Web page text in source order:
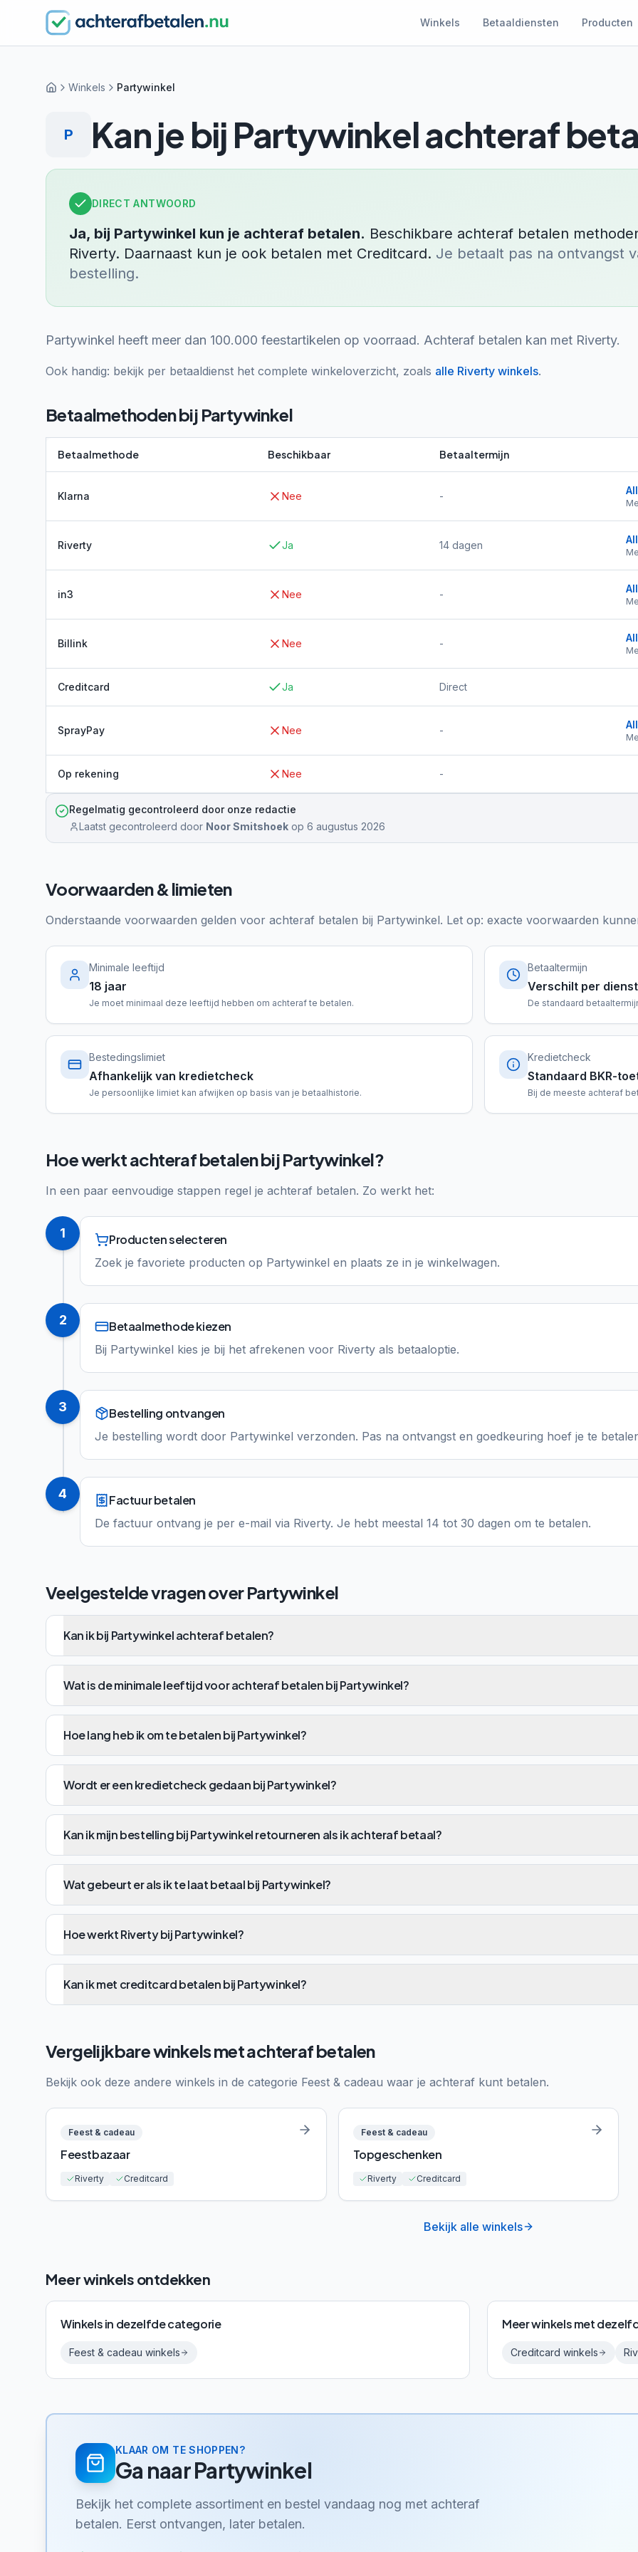
Winkels Betaaldiensten Producten
HomeWinkels Partywinkel
P Kan je bijPartywinkelachteraf
DIRECT ANTWOORD
Ja, bij Partywinkel kun je achteraf betalen. Beschikbare achteraf betalen
Riverty. Daarnaast kun je ook betalen met Creditcard. Je betaalt pas na ontvangst
bestelling.
Partywinkel heeft meer dan 100.000 feestartikelen op voorraad. Achteraf betalen kan met Riverty.
Ook handig: bekijk per betaaldienst het complete winkeloverzicht, zoals alle Riverty winkels.
Betaalmethoden bij Partywinkel
Betaalmethode Beschikbaar Betaaltermijn
Klarna Nee -
Riverty Ja 14 dagen
in3 Nee -
Billink Nee -
Creditcard Ja Direct
SprayPay Nee -
Op rekening Nee -
Regelmatig gecontroleerd door onze redactie
Laatst gecontroleerd door Noor Smitshoek op 6 augustus 2026
Voorwaarden & limieten
Onderstaande voorwaarden gelden voor achteraf betalen bij Partywinkel. Let op: exacte voorwaarden
Minimale leeftijd
18 jaar
Je moet minimaal deze leeftijd hebben om achteraf te betalen.
Betaaltermijn
Verschilt per dienst
De standaard
Bestedingslimiet
Afhankelijk van kredietcheck
Je persoonlijke limiet kan afwijken op basis van je betaalhistorie.
Kredietcheck
Standaard BKR-
Bij de meeste achteraf
Hoe werkt achteraf betalen bij Partywinkel?
In een paar eenvoudige stappen regel je achteraf betalen. Zo werkt het:
1 Producten selecteren
Zoek je favoriete producten op Partywinkel en plaats ze in je winkelwagen.
2 Betaalmethode kiezen
Bij Partywinkel kies je bij het afrekenen voor Riverty als betaaloptie.
3 Bestelling ontvangen
Je bestelling wordt door Partywinkel verzonden. Pas na ontvangst en goedkeuring hoef je te
4 Factuur betalen
De factuur ontvang je per e-mail via Riverty. Je hebt meestal 14 tot 30 dagen om te betalen.
Veelgestelde vragen overPartywinkel
Kan ik bij Partywinkel achteraf betalen?
Wat is de minimale leeftijd voor achteraf betalen bij Partywinkel?
Hoe lang heb ik om te betalen bij Partywinkel?
Wordt er een kredietcheck gedaan bij Partywinkel?
Kan ik mijn bestelling bij Partywinkel retourneren als ik achteraf betaal?
Wat gebeurt er als ik te laat betaal bij Partywinkel?
Hoe werkt Riverty bij Partywinkel?
Kan ik met creditcard betalen bij Partywinkel?
Vergelijkbare winkels met achteraf betalen
Bekijk ook deze andere winkels in de categorie Feest & cadeau waar je achteraf kunt betalen.
Feest & cadeau
Feestbazaar
Riverty Creditcard
Feest & cadeau
Topgeschenken
Riverty Creditcard
Bekijk alle winkels
Meer winkels ontdekken
Winkels in dezelfde categorie
Feest & cadeau winkels
Meer winkels met
Creditcard winkels
KLAAR OM TE SHOPPEN?
Ga naarPartywinkel
Bekijk het complete assortiment en bestel vandaag nog met achteraf
betalen. Eerst ontvangen, later betalen.